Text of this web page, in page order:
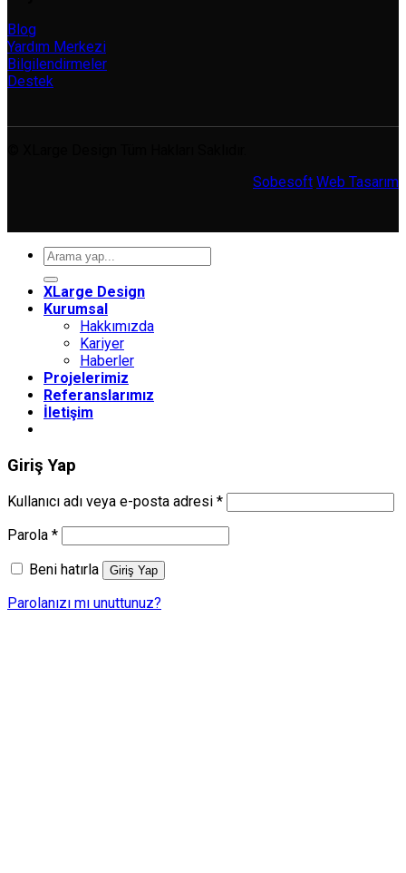
Blog
Yardım Merkezi
Bilgilendirmeler
Destek
Sobesoft Web Tasarım
Ara:
XLarge Design
Kurumsal
Hakkımızda
Kariyer
Haberler
Projelerimiz
Referanslarımız
İletişim
Giriş Yap
Kullanıcı adı veya e-posta adresi *Gerekli
Parola *Gerekli
Beni hatırla Giriş Yap
Parolanızı mı unuttunuz?